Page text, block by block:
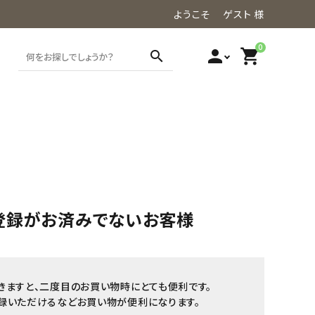
ようこそ ゲスト 様
search person 0
shopping_cart
録がお済みでないお客様
すと、二度目のお買い物時にとても便利です。
いただけるなどお買い物が便利になります。